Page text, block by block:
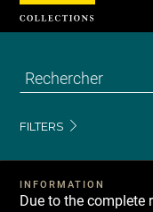
FILTERS
INFORMATION
Due to the complete
Cookies management